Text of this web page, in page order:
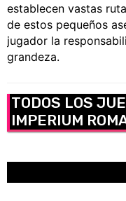
establecen vastas
de estos pequeños
jugador la
grandeza.
TODOS LOS
IMPERIUM